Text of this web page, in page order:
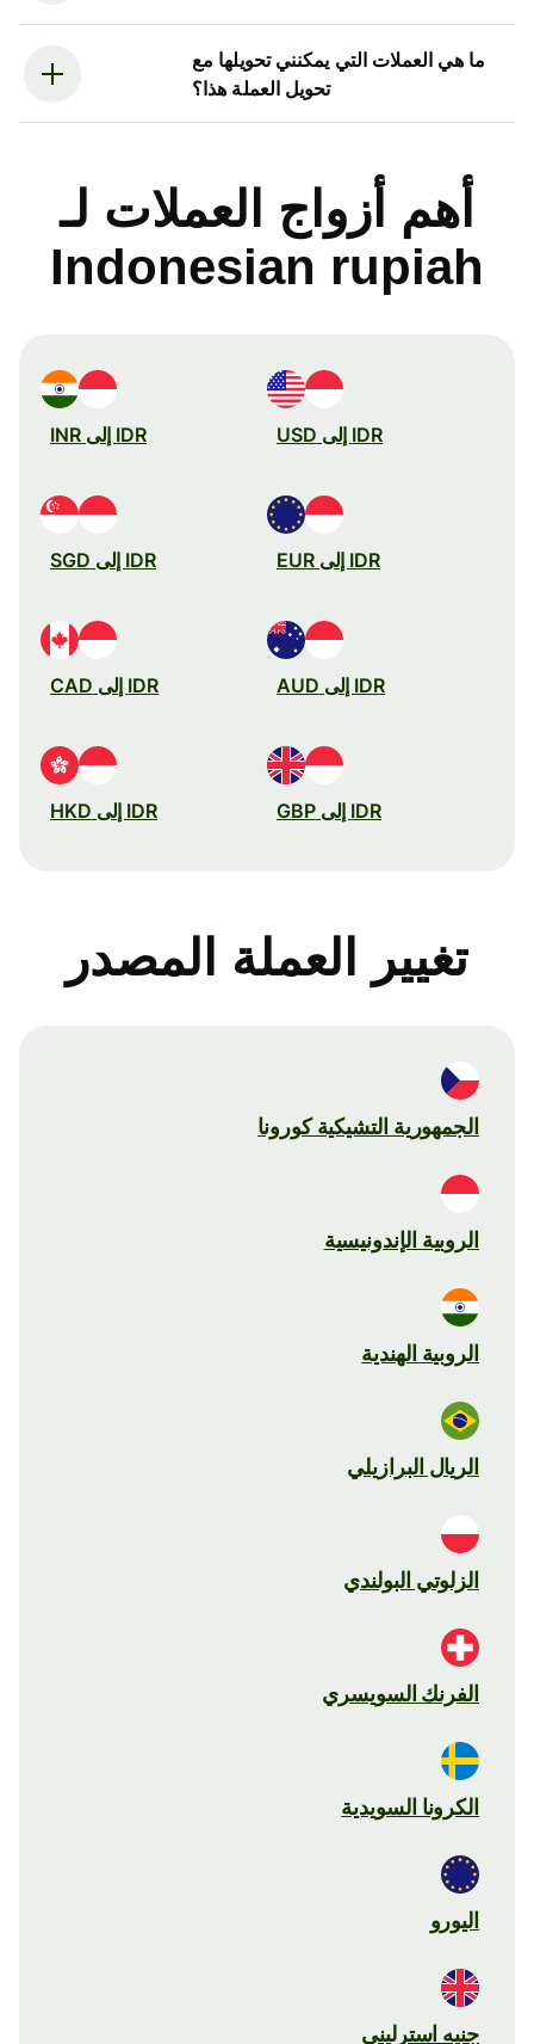
ما هي العملات التي يمكنني تحويلها مع
تحويل العملة هذا؟
أهم أزواج العملات لـ
Indonesian rupiah
IDR إلى USD IDR إلى INR
IDR إلى EUR IDR إلى SGD
IDR إلى AUD IDR إلى CAD
IDR إلى GBP IDR إلى HKD
تغيير العملة المصدر
الجمهورية التشيكية كورونا
الروبية الإندونيسية
الروبية الهندية
الريال البرازيلي
الزلوتي البولندي
الفرنك السويسري
الكرونا السويدية
اليورو
جنيه استرليني